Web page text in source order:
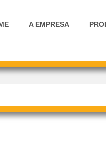
A EMPRESA